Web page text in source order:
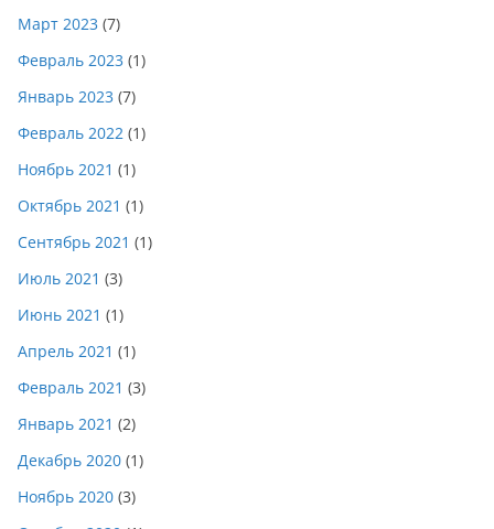
Март 2023 (7)
Февраль 2023 (1)
Январь 2023 (7)
Февраль 2022 (1)
Ноябрь 2021 (1)
Октябрь 2021 (1)
Сентябрь 2021 (1)
Июль 2021 (3)
Июнь 2021 (1)
Апрель 2021 (1)
Февраль 2021 (3)
Январь 2021 (2)
Декабрь 2020 (1)
Ноябрь 2020 (3)